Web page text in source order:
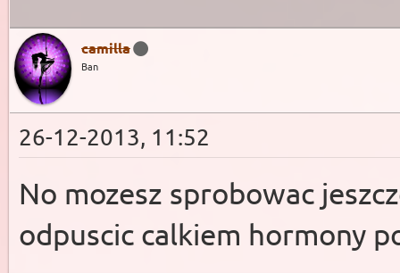
camilla
Ban
26-12-2013, 11:52
No mozesz sprobowac
odpuscic calkiem hormony